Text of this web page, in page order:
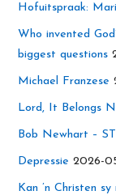
Hofuitspraak:
Who invented
biggest questions
Michael Franzese
Lord, It Belongs
Bob Newhart –
Depressie 2026-
Kan ’n Christen